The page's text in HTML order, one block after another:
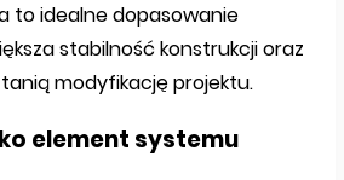
to idealne dopasowanie
stabilność konstrukcji oraz
modyfikację projektu.
element systemu